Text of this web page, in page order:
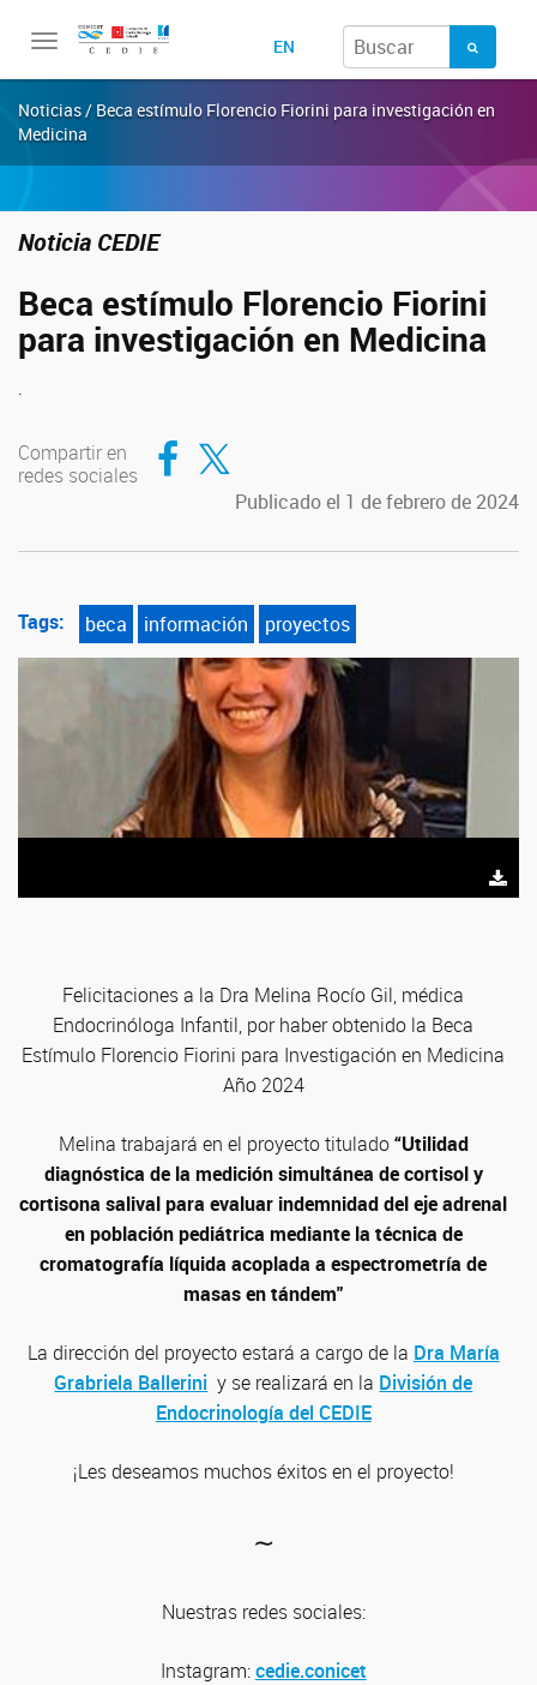
Toggle
EN
Noticias / Beca estímulo Florencio Fiorini para investigación en
Medicina
Noticia CEDIE
Beca estímulo Florencio Fiorini
para investigación en Medicina
.
Compartir en
redes sociales
Compartir en Facebook
Compartir en Twitter
Publicado el 1 de febrero de 2024
Tags: beca información proyectos
Felicitaciones a la Dra Melina Rocío Gil, médica
Endocrinóloga Infantil, por haber obtenido la Beca
Estímulo Florencio Fiorini para Investigación en Medicina
Año 2024
Melina trabajará en el proyecto titulado“Utilidad
diagnóstica de la medición simultánea de cortisol y
cortisona salival para evaluar indemnidad del eje adrenal
en población pediátrica mediante la técnica de
cromatografía líquida acoplada a espectrometría de
masas en tándem"
La dirección del proyecto estará a cargo de la Dra María
Grabriela Ballerini y se realizará en la División de
Endocrinología del CEDIE
¡Les deseamos muchos éxitos en el proyecto!
∼
Nuestras redes sociales:
Instagram:cedie.conicet